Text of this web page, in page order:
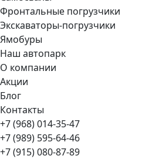
Фронтальные погрузчики
Экскаваторы-погрузчики
Ямобуры
Наш автопарк
О компании
Акции
Блог
Контакты
+7 (968) 014-35-47
+7 (989) 595-64-46
+7 (915) 080-87-89